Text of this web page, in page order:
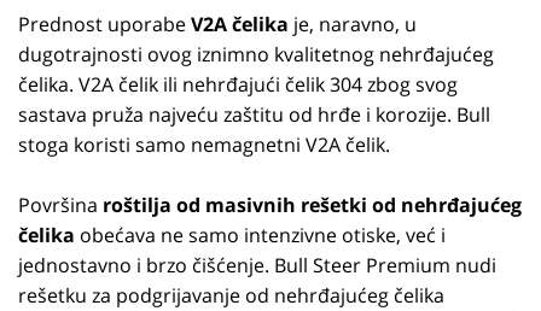
Prednost uporabeV2A čelika je, naravno, u
dugotrajnosti ovog iznimno kvalitetnog nehrđajućeg
čelika. V2A čelik ili nehrđajući čelik 304 zbog svog
sastava pruža najveću zaštitu od hrđe i korozije. Bull
stoga koristi samo nemagnetni V2A čelik.
Površina roštilja od masivnih rešetki od nehrđajućeg
čelika obećava ne samo intenzivne otiske, već i
jednostavno i brzo čišćenje. Bull Steer Premium nudi
rešetku za podgrijavanje od nehrđajućeg čelika